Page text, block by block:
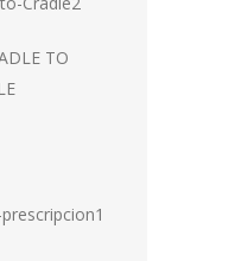
TO